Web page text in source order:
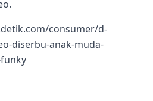
consumer/d-
diserbu-anak-muda-